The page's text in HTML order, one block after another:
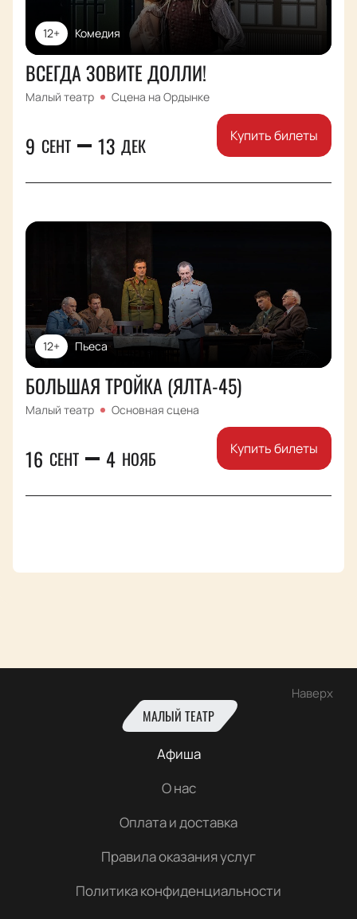
Комедия
12+
ВСЕГДА ЗОВИТЕ ДОЛЛИ!
Малый театр Сцена на Ордынке
9 СЕНТ 13 ДЕК Купить билеты
Пьеса
12+
БОЛЬШАЯ ТРОЙКА (ЯЛТА-45)
Малый театр Основная сцена
16 СЕНТ 4 НОЯБ Купить билеты
Наверх
МАЛЫЙ ТЕАТР
Афиша
О нас
Оплата и доставка
Правила оказания услуг
Политика конфиденциальности